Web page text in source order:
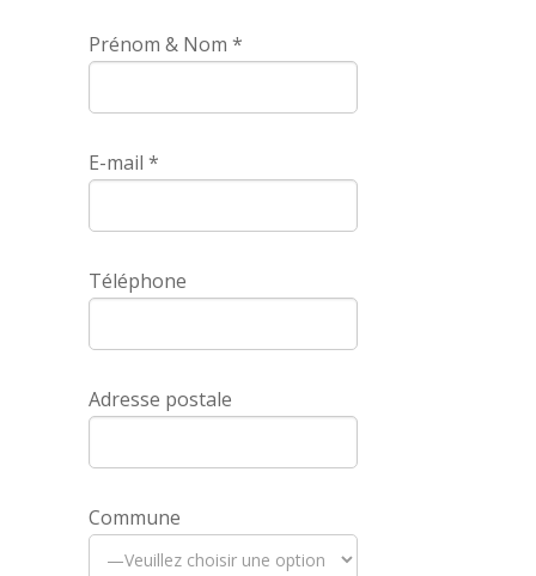
Prénom & Nom *
E-mail *
Téléphone
Adresse postale
Commune